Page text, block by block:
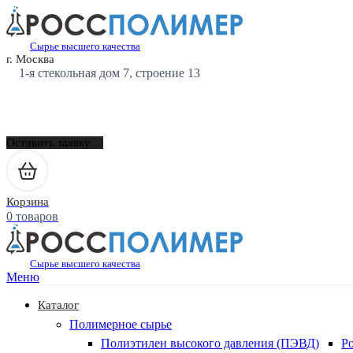
Сырье высшего качества
г. Москва
1-я стекольная дом 7, строение 13
Оставить заявку
Корзина
0 товаров
Сырье высшего качества
Меню
Каталог
Полимерное сырье
Полиэтилен высокого давления (ПЭВД)